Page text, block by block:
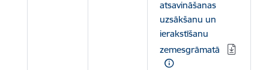
atsavināšanas
uzsākšanu un
ierakstīšanu
zemesgrāmatā